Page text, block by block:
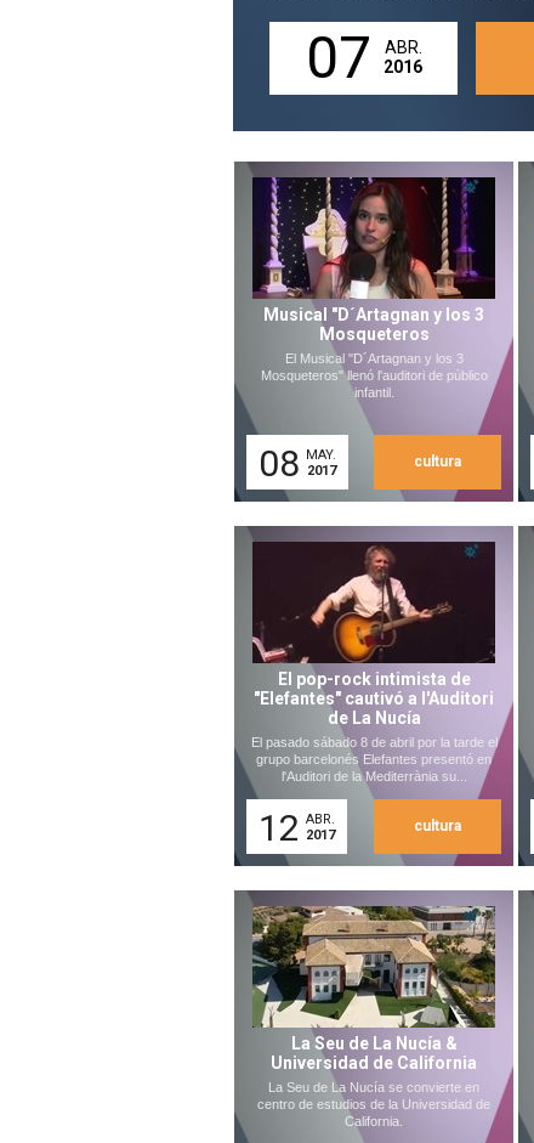
07
ABR.
2016
Musical "D´Artagnan y los 3
Mosqueteros
El Musical "D´Artagnan y los 3
Mosqueteros" llenó l'auditori de público
infantil.
08 MAY.
2017
cultura
El pop-rock intimista de
"Elefantes" cautivó a l'Auditori
de La Nucía
El pasado sábado 8 de abril por la tarde el
grupo barcelonés Elefantes presentó en
l'Auditori de la Mediterrània su...
12 ABR.
2017
cultura
La Seu de La Nucía &
Universidad de California
La Seu de La Nucía se convierte en
centro de estudios de la Universidad de
California.